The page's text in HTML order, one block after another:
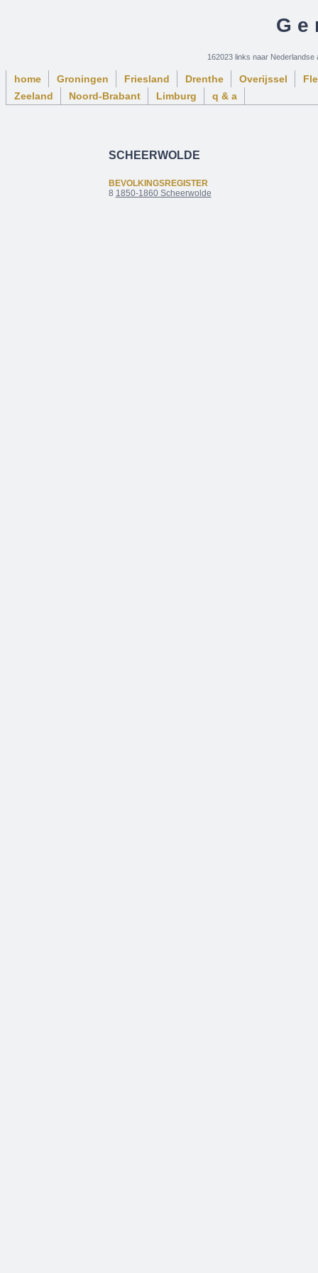
162023 links naar
home Groningen Friesland Drenthe Overijssel
Zeeland
Noord-Brabant Limburg q & a
SCHEERWOLDE
BEVOLKINGSREGISTER
8 1850-1860 Scheerwolde